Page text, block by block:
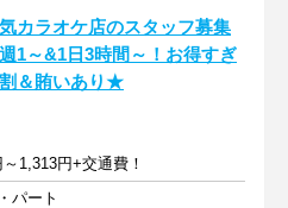
気カラオケ店のスタッフ募集
1～&1日3時間～！お得すぎ
＆賄いあり★
1,313円+交通費！
パート